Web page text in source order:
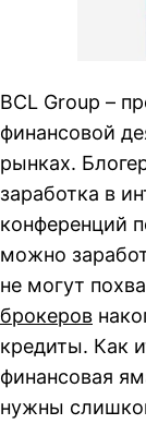
BCL Group –
финансовой
рынках.
заработка в
конференций
можно
не могут
брокеров
кредиты. Как
финансовая
нужны